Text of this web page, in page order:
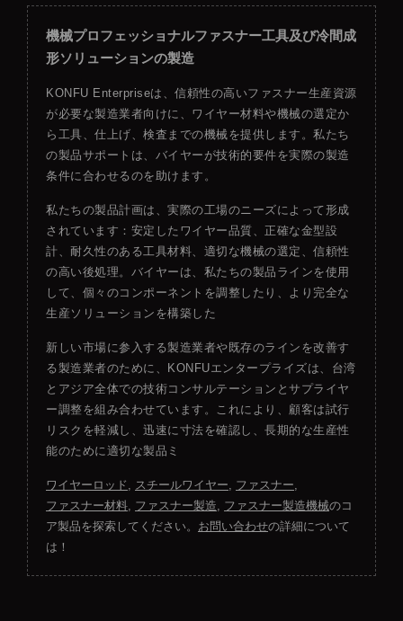
機械プロフェッショナルファスナー工具及び冷間成
形ソリューションの製造
KONFU Enterpriseは、信頼性の高いファスナー生産資源
が必要な製造業者向けに、ワイヤー材料や機械の選定か
ら工具、仕上げ、検査までの機械を提供します。私たち
の製品サポートは、バイヤーが技術的要件を実際の製造
条件に合わせるのを助けます。
私たちの製品計画は、実際の工場のニーズによって形成
されています：安定したワイヤー品質、正確な金型設
計、耐久性のある工具材料、適切な機械の選定、信頼性
の高い後処理。バイヤーは、私たちの製品ラインを使用
して、個々のコンポーネントを調整したり、より完全な
生産ソリューションを構築した
新しい市場に参入する製造業者や既存のラインを改善す
る製造業者のために、KONFUエンタープライズは、台湾
とアジア全体での技術コンサルテーションとサプライヤ
ー調整を組み合わせています。これにより、顧客は試行
リスクを軽減し、迅速に寸法を確認し、長期的な生産性
能のために適切な製品ミ
ワイヤーロッド スチールワイヤー ファスナー
ファスナー材料 ファスナー製造 ファスナー製造機械のコ
ア製品を探索してください。 お問い合わせの詳細について
は！